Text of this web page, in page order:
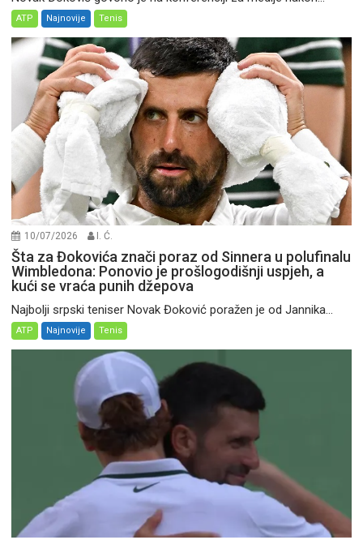
ATP Najnovije Tenis
10/07/2026 I. Ć.
Šta za Đokovića znači poraz od Sinnera u polufinalu
Wimbledona: Ponovio je prošlogodišnji uspjeh, a
kući se vraća punih džepova
Najbolji srpski teniser Novak Đoković poražen je od Jannika...
ATP Najnovije Tenis